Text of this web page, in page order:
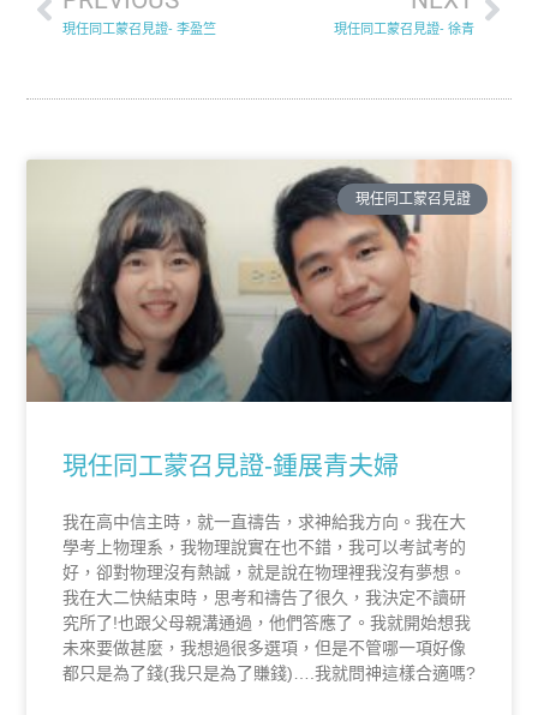
現任同工蒙召見證- 李盈竺 現任同工蒙召見證- 徐青
現任同工蒙召見證
現任同工蒙召見證-鍾展青夫婦
我在高中信主時，就一直禱告，求神給我方向。我在大
學考上物理系，我物理說實在也不錯，我可以考試考的
好，卻對物理沒有熱誠，就是說在物理裡我沒有夢想。
我在大二快結束時，思考和禱告了很久，我決定不讀研
究所了!也跟父母親溝通過，他們答應了。我就開始想我
未來要做甚麼，我想過很多選項，但是不管哪一項好像
都只是為了錢(我只是為了賺錢)….我就問神這樣合適嗎?